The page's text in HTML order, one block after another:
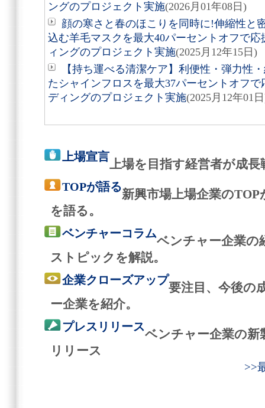
ングのプロジェクト実施(2026月01年08日)
顔の寒さと春のほこりを同時に!伸縮性と
込む羊毛マスクを最大40パーセントオフで
ィングのプロジェクト実施(2025月12年15日)
【持ち運べる清潔ケア】利便性・弾力性
たシャインフロスを最大37パーセントオフ
ディングのプロジェクト実施(2025月12年01
上場宣言
上場を目指す経営者が成
TOPが語る
新興市場上場企業の
を語る。
ベンチャーコラム
ベンチャー企業の
ストピックを解説。
企業クローズアップ
要注目、今後の
ー企業を紹介。
プレスリリース
ベンチャー企業の新
リリース
>>